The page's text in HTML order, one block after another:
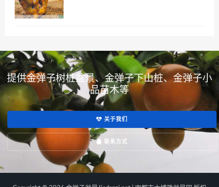
提供金弹子树桩盆景、金弹子下山桩、金弹子小
品苗木等
关于我们
联系方式